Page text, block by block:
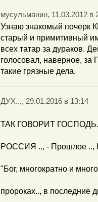
мусульманин, 11.03.2012 в
Узнаю знакомый почерк
старый и примитивный
всех татар за дураков.
голосовал, наверное, за
такие грязные дела.
ДУХ..., 29.01.2016 в 13:14
ТАК ГОВОРИТ
РОССИЯ .., - Прошлое ..,
"Бог, многократно и
пророках.., в